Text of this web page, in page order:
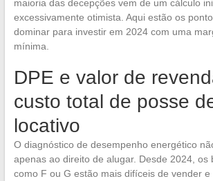
maioria das decepções vem de um cálculo
excessivamente otimista. Aqui estão os
dominar para investir em 2024 com uma
mínima.
DPE e valor de
custo total de posse
locativo
O diagnóstico de desempenho energético
apenas ao direito de alugar. Desde 2024, os
como F ou G estão mais difíceis de vender e